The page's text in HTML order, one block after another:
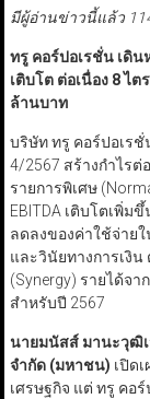
มีผู้อ่านข่าวนี้แล้ว
ทรู คอร์ปอเรชั่น เดิน
เติบโต ต่อเนื่อง 8 ไ
ล้านบาท
บริษัท ทรู คอร์ปอเร
4/2567 สร้างกำไร
รายการพิเศษ
EBITDA เติบโตเพิ่ม
ลดลงของค่าใช้จ่าย
และวินัยทางการเงิ
(Synergy) รายได้จา
สำหรับปี 2567
นายมนัสส์ มานะวุฒิ
จำกัด (มหาชน) เปิด
เศรษฐกิจ แต่ ทรู คอ